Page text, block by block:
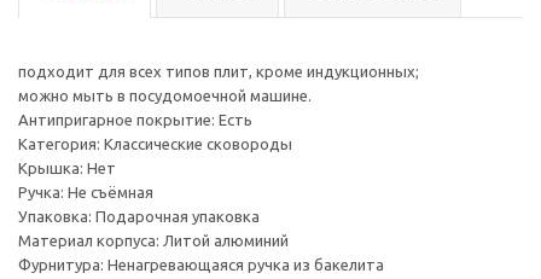
подходит для всех типов плит, кроме индукционных;
можно мыть в посудомоечной машине.
Антипригарное покрытие: Есть
Категория: Классические сковороды
Крышка: Нет
Ручка: Не съёмная
Упаковка: Подарочная упаковка
Материал корпуса: Литой алюминий
Фурнитура: Ненагревающаяся ручка из бакелита